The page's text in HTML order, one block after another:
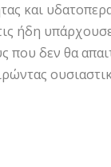
και
ήδη
που δεν θα